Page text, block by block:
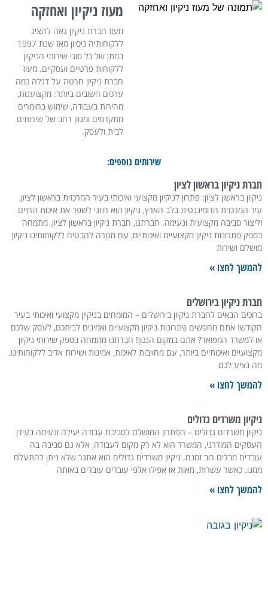
מעוז ניקיון ואחזקה
מעוז חברת ניקיון גאה להציג
ללקוחותיה ניסיון מאז שנת 1997
במתן של כל סוגי שירותי הניקיון
ללקוחות פרטיים ועסקיים. מעוז
חברת ניקיון חרטה על דגלה כמה
ערכים חשובים ביותר: מקצוענות,
מהירות בעבודה, שימוש בחומרים
מתקדמים ומגוון רחב של שירותים
לבית ולעסק.
שירותים נוספים:
חברת ניקיון בראשון לציון
ניקיון בראשון לציון: פתרון לניקיון מקצועי ואיכותי בעיר המרכזית בראשון לציון,
עיר המרכזית הדומיננטית בלב הארץ, ניקיון הוא חיוני לשפר את איכות החיים
וליצור סביבה מקצועית ונעימה. חברתנו, חברת ניקיון בראשון לציון, מתמחה
בספק פתרונות ניקיון מקצועיים ואיכותיים, עם מטרה להבטיח ללקוחותינו ניקיון
מושלם ושירות
להמשך לחצו »
חברת ניקיון בירושלים
ברוכים הבאים לחברת ניקיון בירושלים – המומחים בניקיון מקצועי ואיכותי בעיר
הקודש! אתם מחפשים פתרונות ניקיון מקצועיים ואמינים לביתכם, לעסק שלכם
או למשרד המפואר? אתם במקום הנכון! חברתנו מתמחה בספק שירותי ניקיון
מקצועיים ואיכותיים ביותר, עם מחויבות לאיכות, אמינות ושירות אדיב ללקוחותינו.
מה נציע לכם
להמשך לחצו »
ניקיון משרדים גדולים
ניקיון משרדים גדולים – הפתרון המושלם לסביבת עבודה יעילה ונעימה בעידן
העסקים המודרני, המשרד הוא לא רק מקום לעבודה, אלא גם סביבה בה
עובדים מבלים רוב זמנם. ניקיון משרדים גדולים הוא אתגר שלא ניתן להתעלם
ממנו. כאשר עשרות, מאות או אפילו אלפי עובדים עובדים באותה
להמשך לחצו »